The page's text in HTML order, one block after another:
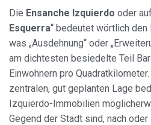
Die Ensanche Izquierdo oder
Esquerra“ bedeutet wörtlich den
was „Ausdehnung“ oder
am dichtesten besiedelte Teil
Einwohnern pro
zentralen, gut geplanten Lage
Izquierdo-Immobilien
Gegend der Stadt sind, nach